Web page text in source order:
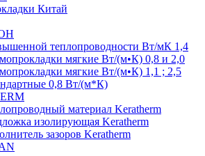
Китай
теплопроводности Вт/мК 1,4
мягкие Вт/(м•К) 0,8 и 2,0
мягкие Вт/(м•К) 1,1 ; 2,5
0,8 Вт/(м*К)
материал Keratherm
изолирующая Keratherm
зазоров Keratherm